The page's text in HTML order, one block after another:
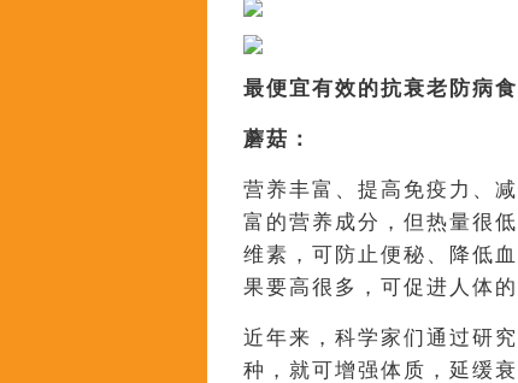
最便宜有效的抗衰老防病
蘑菇：
营养丰富、提高免疫力、
富的营养成分，但热量很
维素，可防止便秘、降低
果要高很多，可促进人体的
近年来，科学家们通过研
种，就可增强体质，延缓